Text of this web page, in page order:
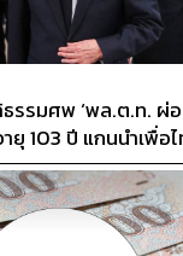
รมศพ ‘พล.ต.ท. ผ่อ
ยุ 103 ปี แกนนำเพื่อ